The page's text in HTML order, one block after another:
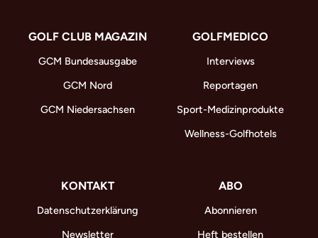
GOLF CLUB MAGAZIN
GCM Bundesausgabe
GCM Nord
GCM Niedersachsen
GOLFMEDICO
Interviews
Reportagen
Sport-Medizinprodukte
Wellness-Golfhotels
KONTAKT
Datenschutzerklärung
Newsletter
ABO
Abonnieren
Heft bestellen